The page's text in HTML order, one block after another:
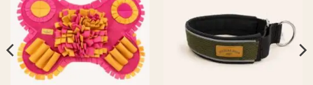
Add to
wishlist